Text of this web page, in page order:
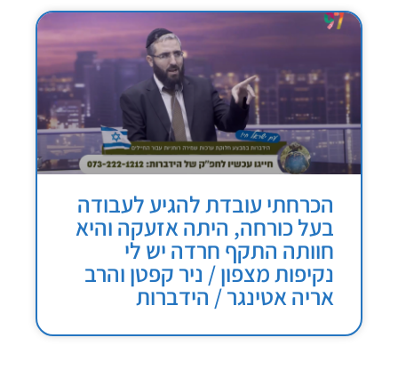
הכרחתי עובדת להגיע לעבודה
בעל כורחה, היתה אזעקה והיא
חוותה התקף חרדה יש לי
נקיפות מצפון / ניר קפטן והרב
אריה אטינגר / הידברות